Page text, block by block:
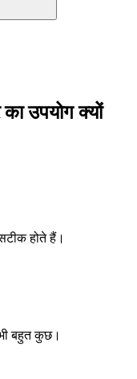
उपयोग क्यों
होते हैं।
भी बहुत कुछ।